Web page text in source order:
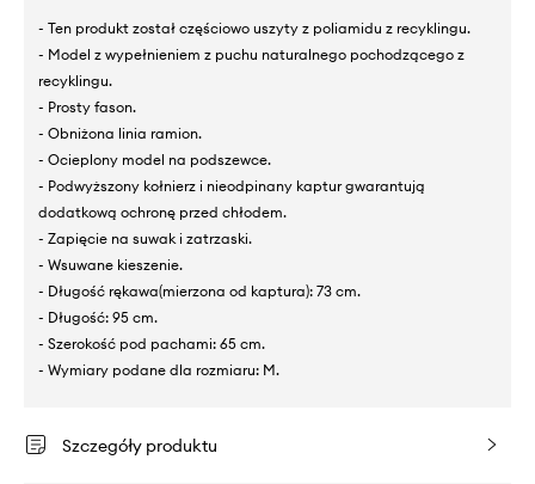
- Ten produkt został częściowo uszyty z poliamidu z recyklingu.
- Model z wypełnieniem z puchu naturalnego pochodzącego z
recyklingu.
- Prosty fason.
- Obniżona linia ramion.
- Ocieplony model na podszewce.
- Podwyższony kołnierz i nieodpinany kaptur gwarantują
dodatkową ochronę przed chłodem.
- Zapięcie na suwak i zatrzaski.
- Wsuwane kieszenie.
- Długość rękawa(mierzona od kaptura): 73 cm.
- Długość: 95 cm.
- Szerokość pod pachami: 65 cm.
- Wymiary podane dla rozmiaru: M.
Szczegóły produktu